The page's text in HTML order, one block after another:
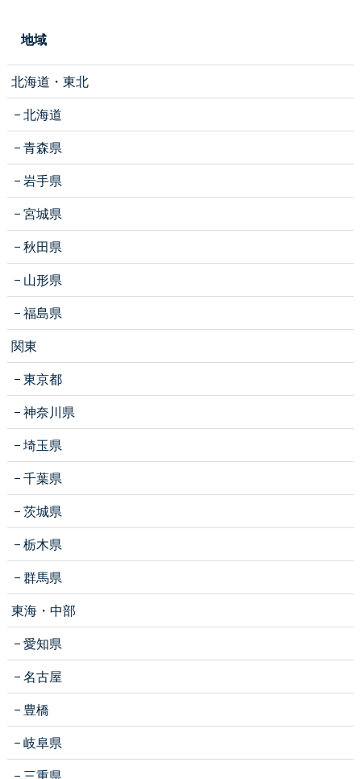
地域
北海道・東北
北海道
青森県
岩手県
宮城県
秋田県
山形県
福島県
関東
東京都
神奈川県
埼玉県
千葉県
茨城県
栃木県
群馬県
東海・中部
愛知県
名古屋
豊橋
岐阜県
三重県